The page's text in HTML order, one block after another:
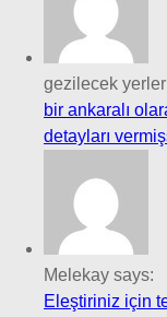
gezilecek
bir ankaralı
detayları
Melekay says:
Eleştiriniz için